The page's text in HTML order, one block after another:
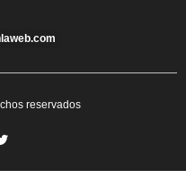
reservados